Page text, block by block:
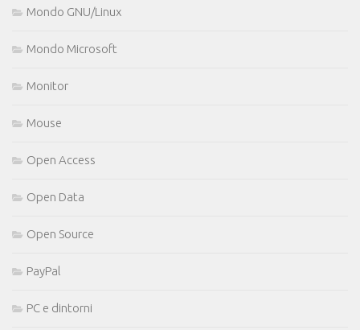
Mondo GNU/Linux
Mondo Microsoft
Monitor
Mouse
Open Access
Open Data
Open Source
PayPal
PC e dintorni